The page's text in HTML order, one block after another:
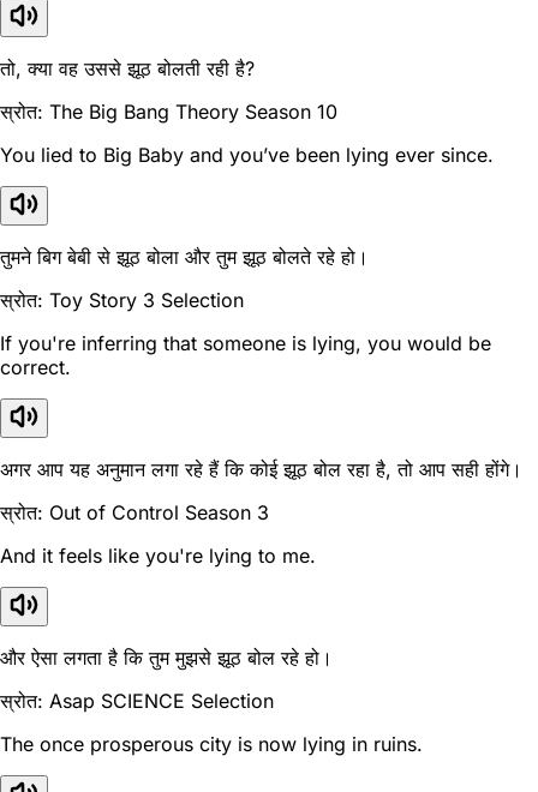
तो, क्या वह उससे झूठ बोलती रही है?
स्रोत: The Big Bang Theory Season 10
You lied to Big Baby and you’ve been lying ever since.
तुमने बिग बेबी से झूठ बोला और तुम झूठ बोलते रहे हो।
स्रोत: Toy Story 3 Selection
If you're inferring that someone is lying, you would be
correct.
अगर आप यह अनुमान लगा रहे हैं कि कोई झूठ बोल रहा है, तो आप सही होंगे।
स्रोत: Out of Control Season 3
And it feels like you're lying to me.
और ऐसा लगता है कि तुम मुझसे झूठ बोल रहे हो।
स्रोत: Asap SCIENCE Selection
The once prosperous city is now lying in ruins.